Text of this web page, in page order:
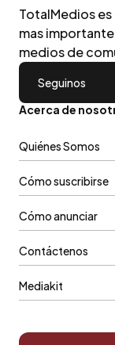
TotalMedios
mas
medios de
Seguinos
Acerca de
Quiénes Somos
Cómo suscribirse
Cómo anunciar
Contáctenos
Mediakit